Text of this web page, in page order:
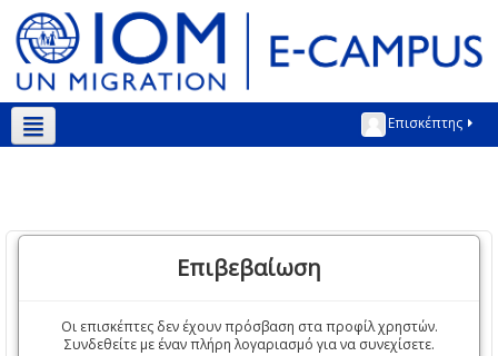
Επισκέπτης
Επιβεβαίωση
Οι επισκέπτες δεν έχουν πρόσβαση στα προφίλ χρηστών.
Συνδεθείτε με έναν πλήρη λογαριασμό για να συνεχίσετε.